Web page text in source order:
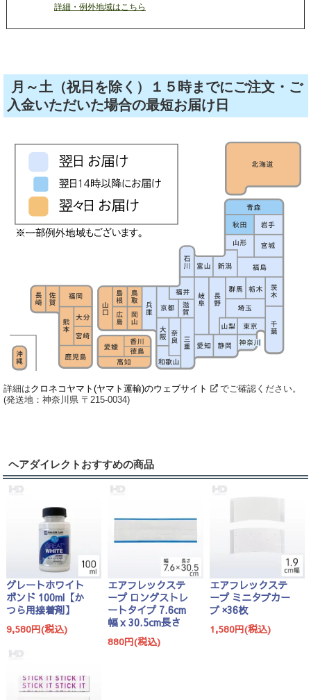
月～土（祝日を除く）１５時までにご注文・ご
入金いただいた場合の最短お届け日
詳細はクロネコヤマト(ヤマト運輸)のウェブサイト
でご確認ください。
(発送地：神奈川県 〒215-0034)
ヘアダイレクトおすすめの商品
グレートホワイト
ボンド 100ml【か
つら用接着剤】
9,580円(税込)
エアフレックステ
ープ ロングストレ
ートタイプ 7.6cm
幅 x 30.5cm長さ
880円(税込)
エアフレックステ
ープ ミニタブカー
ブ ×36枚
1,580円(税込)